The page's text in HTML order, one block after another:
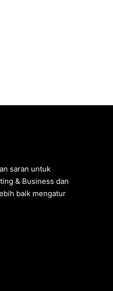
saran untuk
& Business dan
baik mengatur